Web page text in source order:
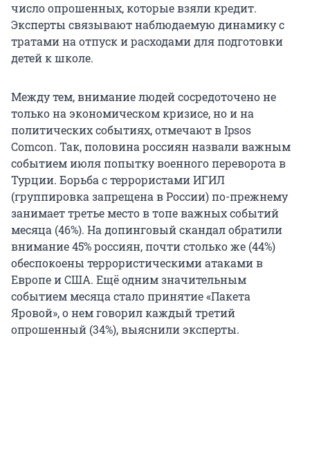
число опрошенных, которые взяли кредит.
Эксперты связывают наблюдаемую динамику с
тратами на отпуск и расходами для подготовки
детей к школе.
Между тем, внимание людей сосредоточено не
только на экономическом кризисе, но и на
политических событиях, отмечают в Ipsos
Comcon. Так, половина россиян назвали важным
событием июля попытку военного переворота в
Турции. Борьба с террористами ИГИЛ
(группировка запрещена в России) по-прежнему
занимает третье место в топе важных событий
месяца (46%). На допинговый скандал обратили
внимание 45% россиян, почти столько же (44%)
обеспокоены террористическими атаками в
Европе и США. Ещё одним значительным
событием месяца стало принятие «Пакета
Яровой», о нем говорил каждый третий
опрошенный (34%), выяснили эксперты.